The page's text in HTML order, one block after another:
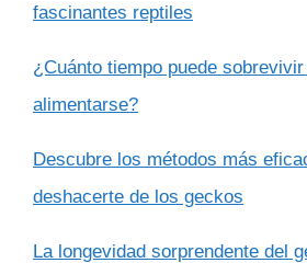
fascinantes reptiles
¿Cuánto tiempo puede
alimentarse?
Descubre los métodos más
deshacerte de los geckos
La longevidad sorprendente del